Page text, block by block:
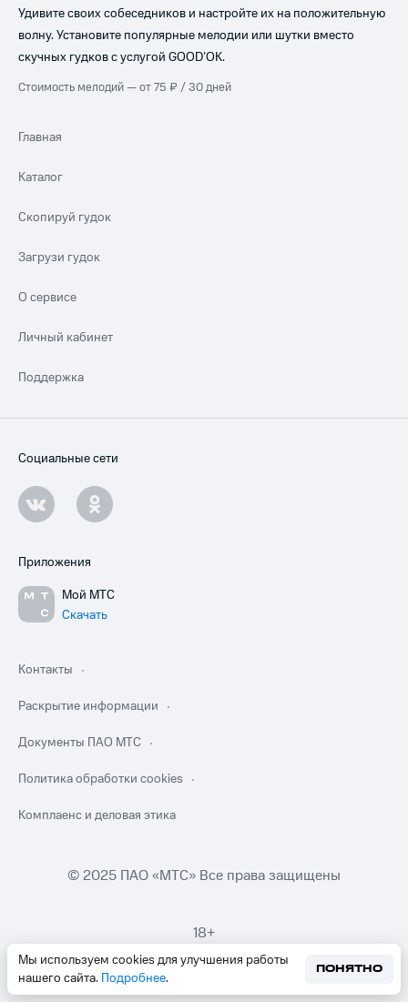
Мы используем cookies для улучшения работы
нашего сайта. Подробнее.
ПОНЯТНО
Удивите своих собеседников и настройте их на положительную
волну. Установите популярные мелодии или шутки вместо
скучных гудков с услугой GOOD’OK.
Стоимость мелодий — от 75 ₽ / 30 дней
Главная
Каталог
Скопируй гудок
Загрузи гудок
О сервисе
Личный кабинет
Поддержка
Социальные сети
Приложения
Мой МТС
Скачать
Контакты
Раскрытие информации
Документы ПАО МТС
Политика обработки cookies
Комплаенс и деловая этика
© 2025 ПАО «МТС» Все права защищены
18+